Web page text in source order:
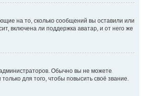
на то, сколько сообщений вы оставили или
включена ли поддержка аватар, и от него же
Обычно вы не можете
для того, чтобы повысить своё звание.